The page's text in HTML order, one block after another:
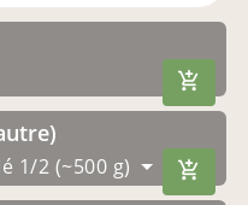
1/2 (~500 g)